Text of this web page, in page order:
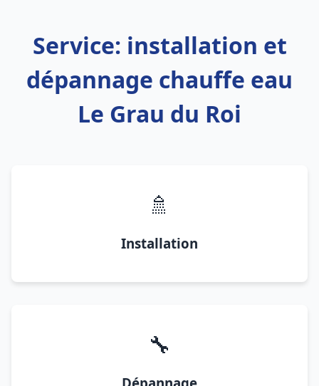
Service: installation et
dépannage chauffe eau
Le Grau du Roi
🚿
Installation
🔧